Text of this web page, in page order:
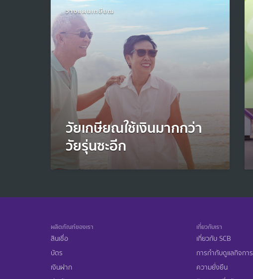
วางแผนเกษียณ
วัยเกษียณใช้เงินมากกว่า
วัยรุ่นซะอีก
ผลิตภัณฑ์ของเรา
สินเชื่อ
บัตร
เงินฝาก
เกี่ยวกับเรา
เกี่ยวกับ SCB
การกำกับดูแลกิจการ
ความยั่งยืน